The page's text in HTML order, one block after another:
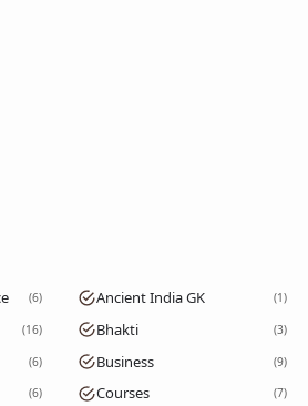
6 Ancient India GK 1
16 Bhakti 3
6 Business 9
6 Courses 7